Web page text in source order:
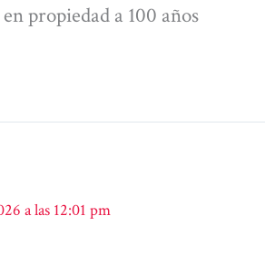
propiedad a 100 años
a las 12:01 pm